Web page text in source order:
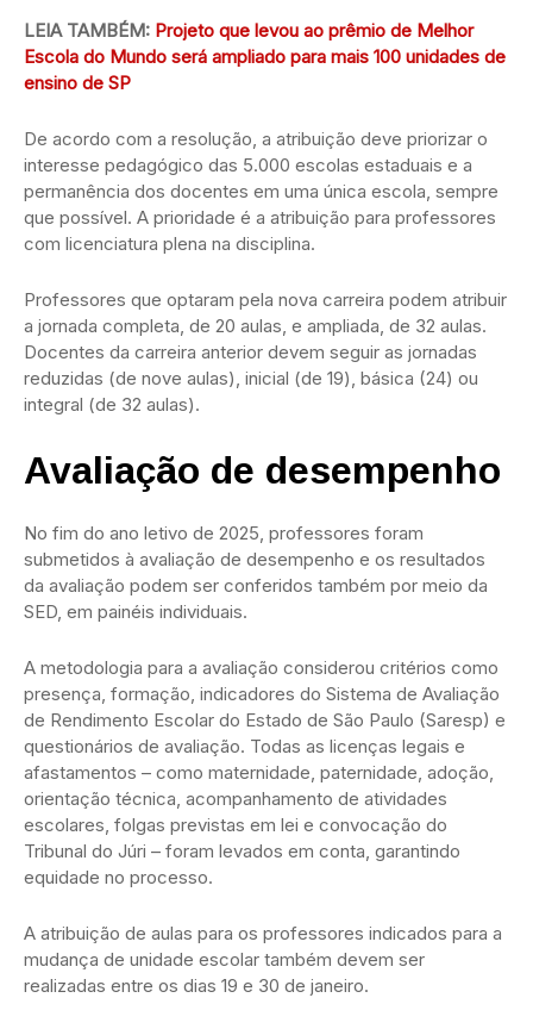
LEIA TAMBÉM: Projeto que levou ao prêmio de Melhor
Escola do Mundo será ampliado para mais 100 unidades de
ensino de SP
De acordo com a resolução, a atribuição deve priorizar o
interesse pedagógico das 5.000 escolas estaduais e a
permanência dos docentes em uma única escola, sempre
que possível. A prioridade é a atribuição para professores
com licenciatura plena na disciplina.
Professores que optaram pela nova carreira podem atribuir
a jornada completa, de 20 aulas, e ampliada, de 32 aulas.
Docentes da carreira anterior devem seguir as jornadas
reduzidas (de nove aulas), inicial (de 19), básica (24) ou
integral (de 32 aulas).
Avaliação de desempenho
No fim do ano letivo de 2025, professores foram
submetidos à avaliação de desempenho e os resultados
da avaliação podem ser conferidos também por meio da
SED, em painéis individuais.
A metodologia para a avaliação considerou critérios como
presença, formação, indicadores do Sistema de Avaliação
de Rendimento Escolar do Estado de São Paulo (Saresp) e
questionários de avaliação. Todas as licenças legais e
afastamentos – como maternidade, paternidade, adoção,
orientação técnica, acompanhamento de atividades
escolares, folgas previstas em lei e convocação do
Tribunal do Júri – foram levados em conta, garantindo
equidade no processo.
A atribuição de aulas para os professores indicados para a
mudança de unidade escolar também devem ser
realizadas entre os dias 19 e 30 de janeiro.